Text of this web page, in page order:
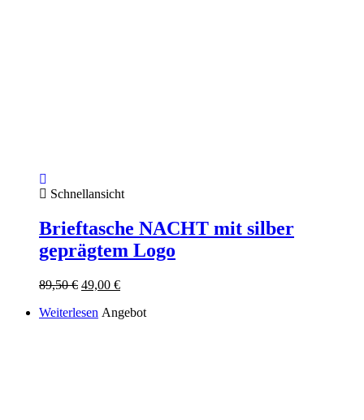
Schnellansicht
Brieftasche NACHT mit silber
geprägtem Logo
89,50€ Ursprünglicher
war:
49,00 €Aktueller
ist:
Weiterlesen Angebot